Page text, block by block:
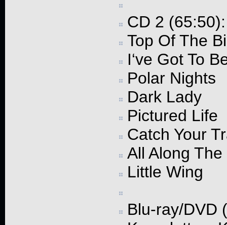
CD 2 (65:50):
Top Of The
I‘ve Got To
Polar Nights
Dark Lady
Pictured Life
Catch Your
All Along
Little Wing
Blu-ray/DVD